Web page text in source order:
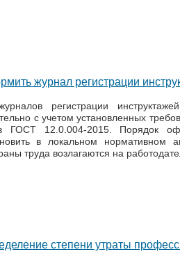
журнал регистрации
регистрации
с учетом установленных
12.0.004-2015. Порядок
в локальном нормативном
труда возлагаются на
степени утраты